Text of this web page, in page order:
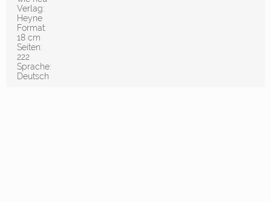
Verlag:
Heyne
Format:
18 cm
Seiten:
222
Sprache:
Deutsch